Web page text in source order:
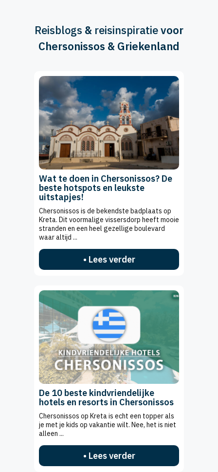
Reisblogs & reisinspiratievoor
Chersonissos & Griekenland
Wat te doen in Chersonissos? De
beste hotspots en leukste
uitstapjes!
Chersonissos is de bekendste badplaats op
Kreta. Dit voormalige vissersdorp heeft mooie
stranden en een heel gezellige boulevard
waar altijd ...
• Lees verder
De 10 beste kindvriendelijke
hotels en resorts in Chersonissos
Chersonissos op Kreta is echt een topper als
je met je kids op vakantie wilt. Nee, het is niet
alleen ...
• Lees verder